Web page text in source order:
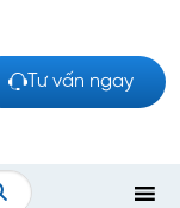
Tư vấn ngay